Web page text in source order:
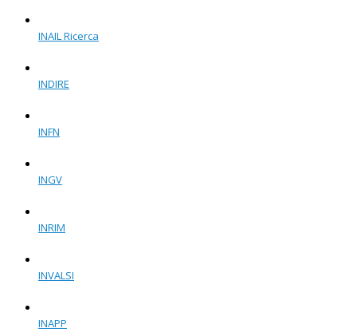
INAIL Ricerca
INDIRE
INFN
INGV
INRIM
INVALSI
INAPP